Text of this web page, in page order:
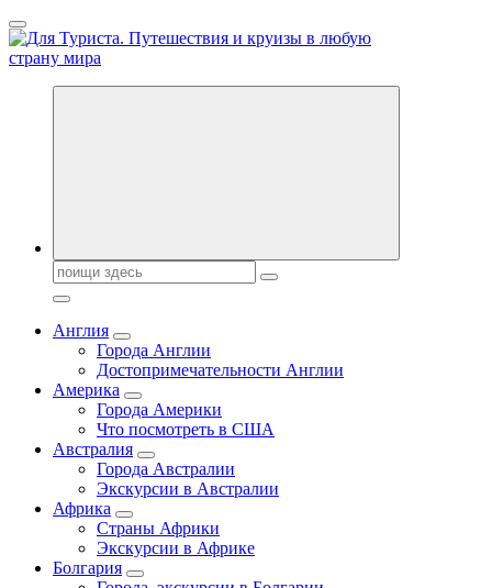
Перейти
к
содержанию
Новости туризма, куда поехать на отдых, где провести отпуск.
Поиск:
Англия
Города Англии
Достопримечательности Англии
Америка
Города Америки
Что посмотреть в США
Австралия
Города Австралии
Экскурсии в Австралии
Африка
Страны Африки
Экскурсии в Африке
Болгария